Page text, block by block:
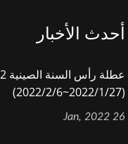
أحدث الأخبار
(2022/1/27~2022/2/6)
26 Jan, 2022